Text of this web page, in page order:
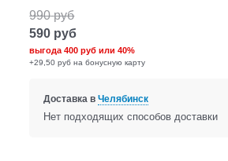
990 руб
590 руб
выгода400 руб или40%
+29,50 руб на бонусную карту
Доставка в Челябинск
Нет подходящих способов доставки